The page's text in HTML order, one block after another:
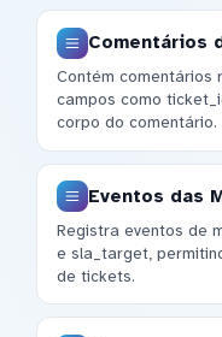
Comentários
Contém comentários
campos como
corpo do comentário.
Eventos das
Registra eventos de
e sla_target,
de tickets.